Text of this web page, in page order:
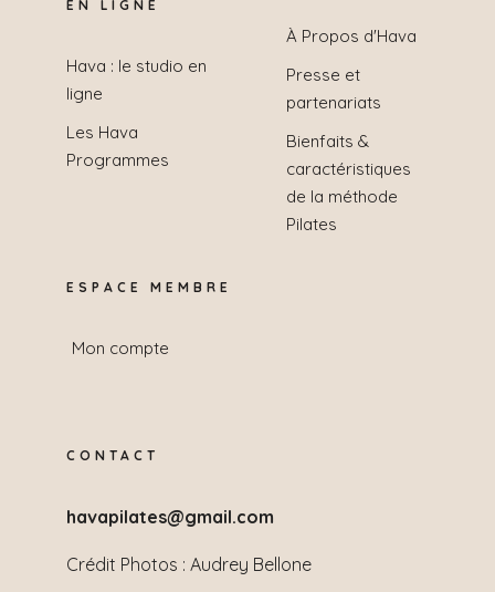
EN LIGNE
Hava : le studio en
ligne
Les Hava
Programmes
À Propos d'Hava
Presse et
partenariats
Bienfaits &
caractéristiques
de la méthode
Pilates
ESPACE MEMBRE
Mon compte
CONTACT
havapilates@gmail.com
Crédit Photos : Audrey Bellone